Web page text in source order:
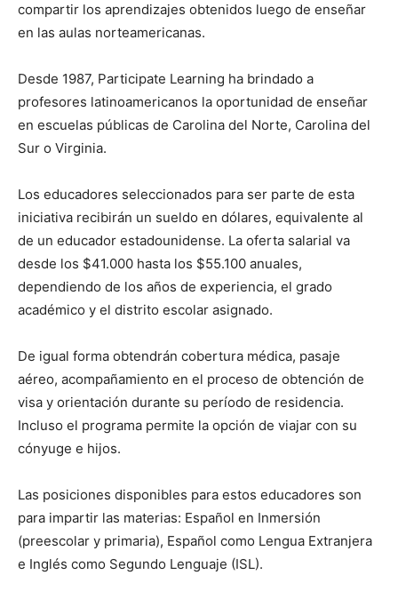
compartir los aprendizajes obtenidos luego de enseñar
en las aulas norteamericanas.
Desde 1987, Participate Learning ha brindado a
profesores latinoamericanos la oportunidad de enseñar
en escuelas públicas de Carolina del Norte, Carolina del
Sur o Virginia.
Los educadores seleccionados para ser parte de esta
iniciativa recibirán un sueldo en dólares, equivalente al
de un educador estadounidense. La oferta salarial va
desde los $41.000 hasta los $55.100 anuales,
dependiendo de los años de experiencia, el grado
académico y el distrito escolar asignado.
De igual forma obtendrán cobertura médica, pasaje
aéreo, acompañamiento en el proceso de obtención de
visa y orientación durante su período de residencia.
Incluso el programa permite la opción de viajar con su
cónyuge e hijos.
Las posiciones disponibles para estos educadores son
para impartir las materias: Español en Inmersión
(preescolar y primaria), Español como Lengua Extranjera
e Inglés como Segundo Lenguaje (ISL).